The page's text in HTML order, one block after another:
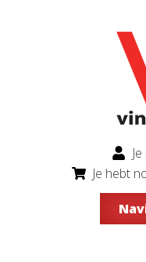
Je hebt